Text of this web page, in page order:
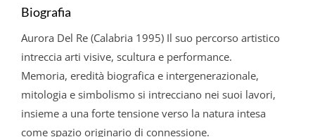
Biografia
Aurora Del Re(Calabria 1995) Il suo percorso artistico
intreccia arti visive, scultura e performance.
Memoria, eredità biografica e intergenerazionale,
mitologia e simbolismo si intrecciano nei suoi lavori,
insieme a una forte tensione verso la natura intesa
come spazio originario di connessione.